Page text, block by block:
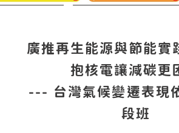
廣推再生能源與節能實
抱核電讓減碳更
--- 台灣氣候變遷表現
段班